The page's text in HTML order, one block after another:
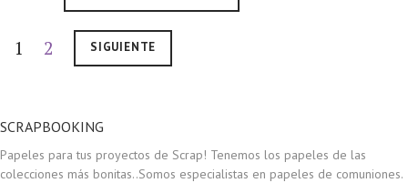
1 2 SIGUIENTE
SCRAPBOOKING
Papeles para tus proyectos de Scrap! Tenemos los papeles de las
colecciones más bonitas..Somos especialistas en papeles de comuniones.